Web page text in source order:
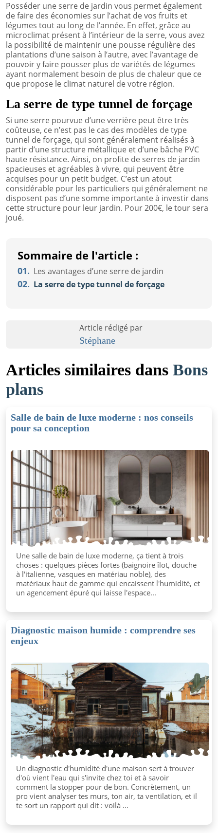
Posséder une serre de jardin vous permet également
de faire des économies sur l’achat de vos fruits et
légumes tout au long de l’année. En effet, grâce au
microclimat présent à l’intérieur de la serre, vous avez
la possibilité de maintenir une pousse régulière des
plantations d’une saison à l’autre, avec l’avantage de
pouvoir y faire pousser plus de variétés de légumes
ayant normalement besoin de plus de chaleur que ce
que propose le climat naturel de votre région.
La serre de type tunnel de forçage
Si une serre pourvue d’une verrière peut être très
coûteuse, ce n’est pas le cas des modèles de type
tunnel de forçage, qui sont généralement réalisés à
partir d’une structure métallique et d’une bâche PVC
haute résistance. Ainsi, on profite de serres de jardin
spacieuses et agréables à vivre, qui peuvent être
acquises pour un petit budget. C’est un atout
considérable pour les particuliers qui généralement ne
disposent pas d’une somme importante à investir dans
cette structure pour leur jardin. Pour 200€, le tour sera
joué.
Sommaire de l'article :
01. Les avantages d’une serre de jardin
02. La serre de type tunnel de forçage
Article rédigé par
Stéphane
Articles similaires dans Bons
plans
Salle de bain de luxe moderne : nos conseils
pour sa conception
Une salle de bain de luxe moderne, ça tient à trois
choses : quelques pièces fortes (baignoire îlot, douche
à l'italienne, vasques en matériau noble), des
matériaux haut de gamme qui encaissent l'humidité, et
un agencement épuré qui laisse l'espace...
Diagnostic maison humide : comprendre ses
enjeux
Un diagnostic d'humidité d'une maison sert à trouver
d'où vient l'eau qui s'invite chez toi et à savoir
comment la stopper pour de bon. Concrètement, un
pro vient analyser tes murs, ton air, ta ventilation, et il
te sort un rapport qui dit : voilà ...